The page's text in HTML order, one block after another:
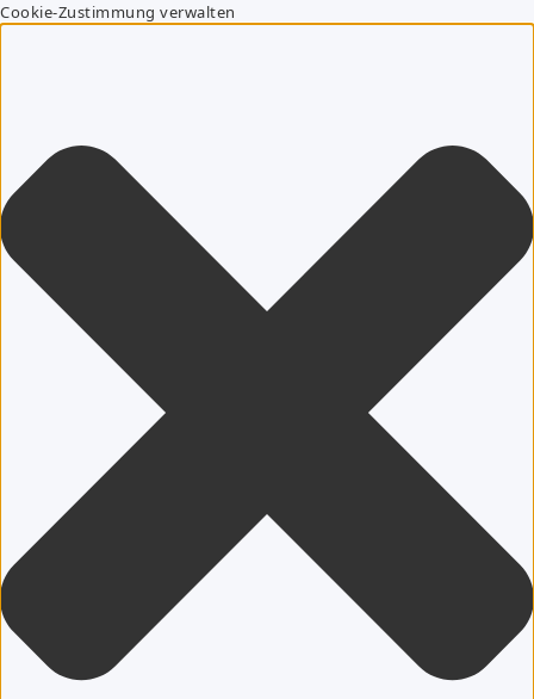
Cookie-Zustimmung verwalten